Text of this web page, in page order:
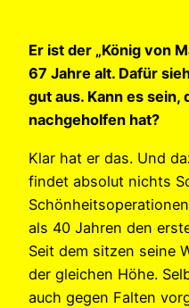
Er ist der „König von
67 Jahre alt. Dafür
gut aus. Kann es sein,
nachgeholfen hat?
Klar hat er das. Und
findet absolut nichts
als 40 Jahren den
Seit dem sitzen seine
der gleichen Höhe.
auch gegen Falten